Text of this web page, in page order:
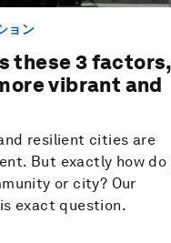
ョン
these 3
vibrant and
resilient cities are
But exactly how do
or city? Our
exact question.